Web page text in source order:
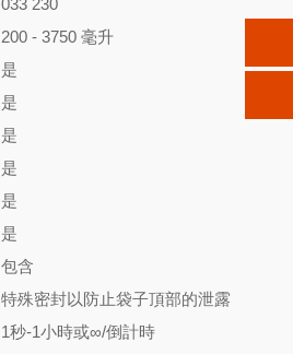
033 230
200 - 3750 毫升
是
是
是
是
是
是
包含
特殊密封以防止袋子頂部的泄露
1秒-1小時或∞/倒計時